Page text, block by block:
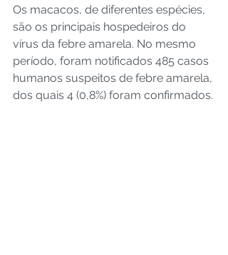
Os macacos, de diferentes espécies,
são os principais hospedeiros do
vírus da febre amarela. No mesmo
período, foram notificados 485 casos
humanos suspeitos de febre amarela,
dos quais 4 (0,8%) foram confirmados.